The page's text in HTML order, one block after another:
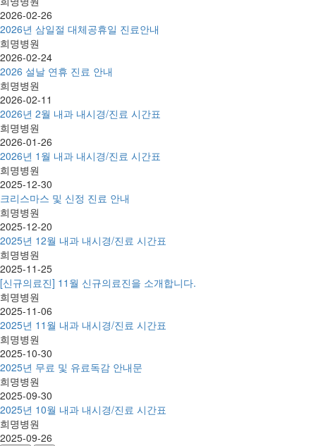
2026-02-26
2026년 삼일절 대체공휴일 진료안내
희명병원
2026-02-24
2026 설날 연휴 진료 안내
희명병원
2026-02-11
2026년 2월 내과 내시경/진료 시간표
희명병원
2026-01-26
2026년 1월 내과 내시경/진료 시간표
희명병원
2025-12-30
크리스마스 및 신정 진료 안내
희명병원
2025-12-20
2025년 12월 내과 내시경/진료 시간표
희명병원
2025-11-25
[신규의료진] 11월 신규의료진을 소개합니다.
희명병원
2025-11-06
2025년 11월 내과 내시경/진료 시간표
희명병원
2025-10-30
2025년 무료 및 유료독감 안내문
희명병원
2025-09-30
2025년 10월 내과 내시경/진료 시간표
희명병원
2025-09-26